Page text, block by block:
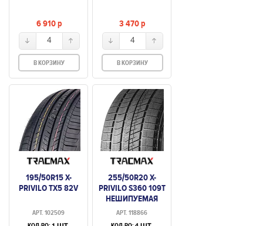
6 910p
4
В КОРЗИНУ
3 470p
4
В КОРЗИНУ
195/50R15 X-
PRIVILO TX5 82V
АРТ. 102509
255/50R20 X-
PRIVILO S360 109T
НЕШИПУЕМАЯ
АРТ. 118866